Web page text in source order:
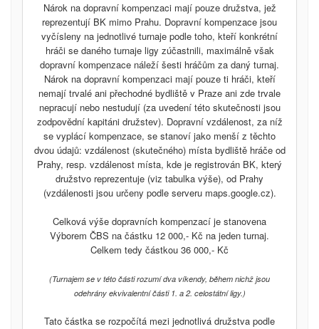
Nárok na dopravní kompenzaci mají pouze družstva, jež
reprezentují BK mimo Prahu. Dopravní kompenzace jsou
vyčísleny na jednotlivé turnaje podle toho, kteří konkrétní
hráči se daného turnaje ligy zúčastnili, maximálně však
dopravní kompenzace náleží šesti hráčům za daný turnaj.
Nárok na dopravní kompenzaci mají pouze ti hráči, kteří
nemají trvalé ani přechodné bydliště v Praze ani zde trvale
nepracují nebo nestudují (za uvedení této skutečnosti jsou
zodpovědní kapitáni družstev). Dopravní vzdálenost, za níž
se vyplácí kompenzace, se stanoví jako menší z těchto
dvou údajů: vzdálenost (skutečného) místa bydliště hráče od
Prahy, resp. vzdálenost místa, kde je registrován BK, který
družstvo reprezentuje (viz tabulka výše), od Prahy
(vzdálenosti jsou určeny podle serveru maps.google.cz).
Celková výše dopravních kompenzací je stanovena
Výborem ČBS na částku 12 000,- Kč na jeden turnaj.
Celkem tedy částkou 36 000,- Kč
(Turnajem se v této části rozumí dva víkendy, během nichž jsou
odehrány ekvivalentní části 1. a 2. celostátní ligy.)
Tato částka se rozpočítá mezi jednotlivá družstva podle